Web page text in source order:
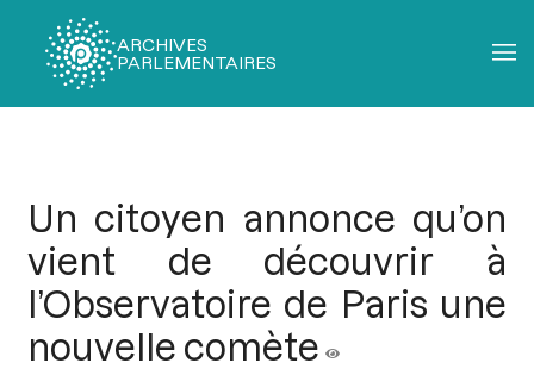
ARCHIVES
PARLEMENTAIRES
Un citoyen annonce qu’on
vient de découvrir à
l’Observatoire de Paris une
nouvelle comète